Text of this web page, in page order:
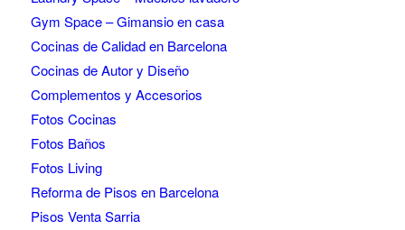
Gym Space – Gimansio en casa
Cocinas de Calidad en Barcelona
Cocinas de Autor y Diseño
Complementos y Accesorios
Fotos Cocinas
Fotos Baños
Fotos Living
Reforma de Pisos en Barcelona
Pisos Venta Sarria